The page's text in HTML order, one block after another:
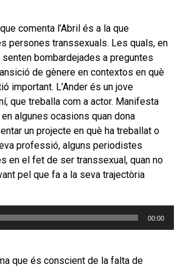
comenta l’Abril és a la que
persones transsexuals. Les quals, en
bombardejades a preguntes
de gènere en contextos en què
important. L’Ander és un jove
que treballa com a actor. Manifesta
algunes ocasions quan dona
un projecte en què ha treballat o
professió, alguns periodistes
en el fet de ser transsexual, quan no
pel que fa a la seva trajectòria
00:00
que és conscient de la falta de